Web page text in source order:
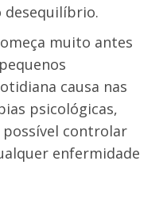
muito antes
causa nas
psicológicas,
possível controlar
enfermidade